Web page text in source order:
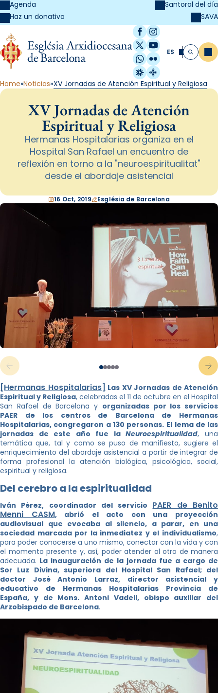
Agenda
Haz un donativo
Santoral del día
SAVA
Facebook
Instagram
X / Twitter
YouTube
WhatsApp
Flickr
Radio Estel
Catalunya
ES Buscar
Home Noticias XV Jornadas de Atención Espiritual y Religiosa
XV Jornadas de Atención
Espiritual y Religiosa
Hermanas Hospitalarias organiza en el
Hospital San Rafael un encuentro de
reflexión en torno a la "neuroespiritualitat"
desde el abordaje asistencial
16 Oct, 2019 Església de Barcelona
[Hermanas Hospitalarias] Las XV Jornadas de Atención
Espiritual y Religiosa, celebradas el 11 de octubre en el Hospital
San Rafael de Barcelona y organizadas por los servicios
PAER de los centros de Barcelona de Hermanas
Hospitalarias, congregaron a 130 personas. El lema de las
jornadas de este año fue laNeuroespiritualidad, una
temática que, tal y como se puso de manifiesto, sugiere el
enriquecimiento del abordaje asistencial a partir de integrar de
forma profesional la atención biológica, psicológica, social,
espiritual y religiosa.
Del cerebro a la espiritualidad
Iván Pérez, coordinador del servicio PAER de Benito
Menni CASM, abrió el acto con una proyección
audiovisual que evocaba al silencio, a parar, en una
sociedad marcada por la inmediatez y el individualismo,
para poder conocerse a uno mismo, conectar con la vida y con
el momento presente y, así, poder atender al otro de manera
adecuada. La inauguración de la jornada fue a cargo de
Sor Luz Divina, superiora del Hospital San Rafael; del
doctor José Antonio Larraz, director asistencial y
educativo de Hermanas Hospitalarias Provincia de
España, y de Mons. Antoni Vadell, obispo auxiliar del
Arzobispado de Barcelona.